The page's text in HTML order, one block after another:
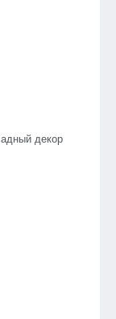
декор